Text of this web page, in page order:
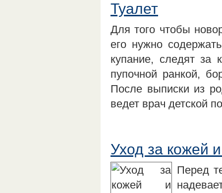
Туалет
Для того чтобы
его нужно
купание, следят за
пупочной ранкой,
После выписки из
ведет врач детской
Уход за кожей
Перед